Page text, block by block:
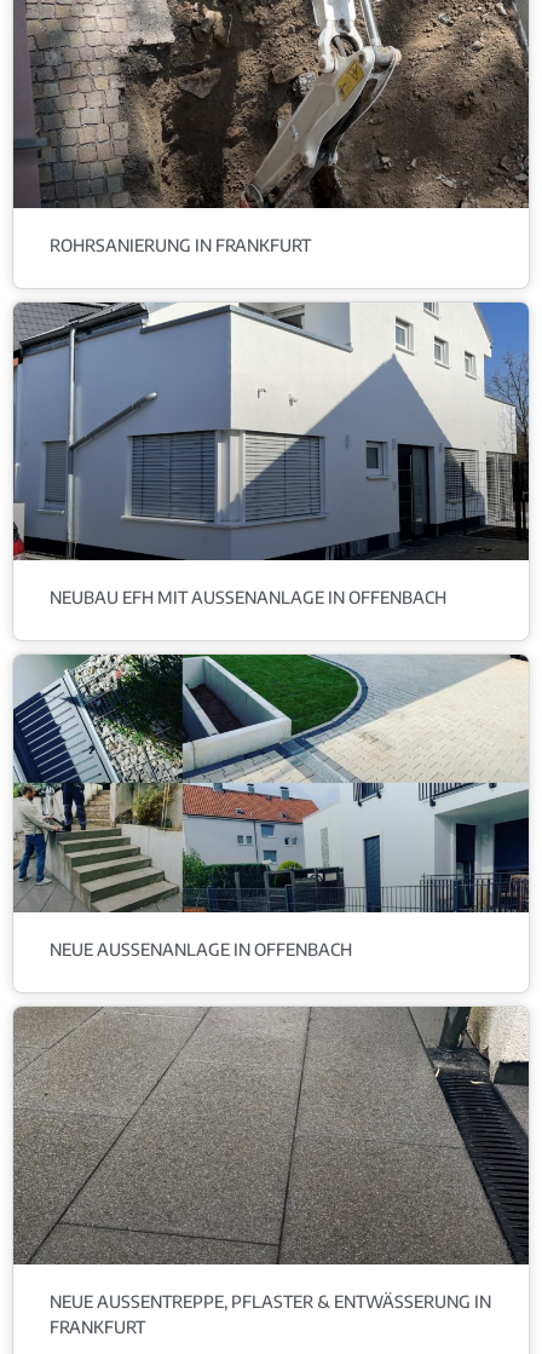
ROHRSANIERUNG IN FRANKFURT
NEUBAU EFH MIT AUSSENANLAGE IN OFFENBACH
NEUE AUSSENANLAGE IN OFFENBACH
NEUE AUSSENTREPPE, PFLASTER & ENTWÄSSERUNG IN F
RANKFURT